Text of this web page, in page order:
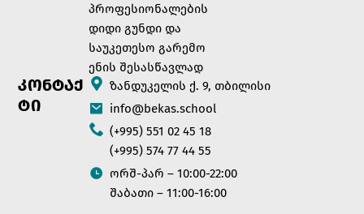
პროფესიონალების
დიდი გუნდი და
საუკეთესო გარემო
ენის შესასწავლად
ᲙᲝᲜᲢᲐᲥ
ᲢᲘ
ზანდუკელის ქ. 9, თბილისი
info@bekas.school
(+995) 551 02 45 18
(+995) 574 77 44 55
ორშ-პარ – 10:00-22:00
შაბათი – 11:00-16:00